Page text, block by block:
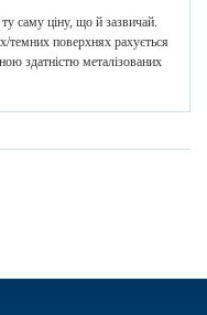
ціну, що й зазвичай.
поверхнях рахується
здатністю металізованих